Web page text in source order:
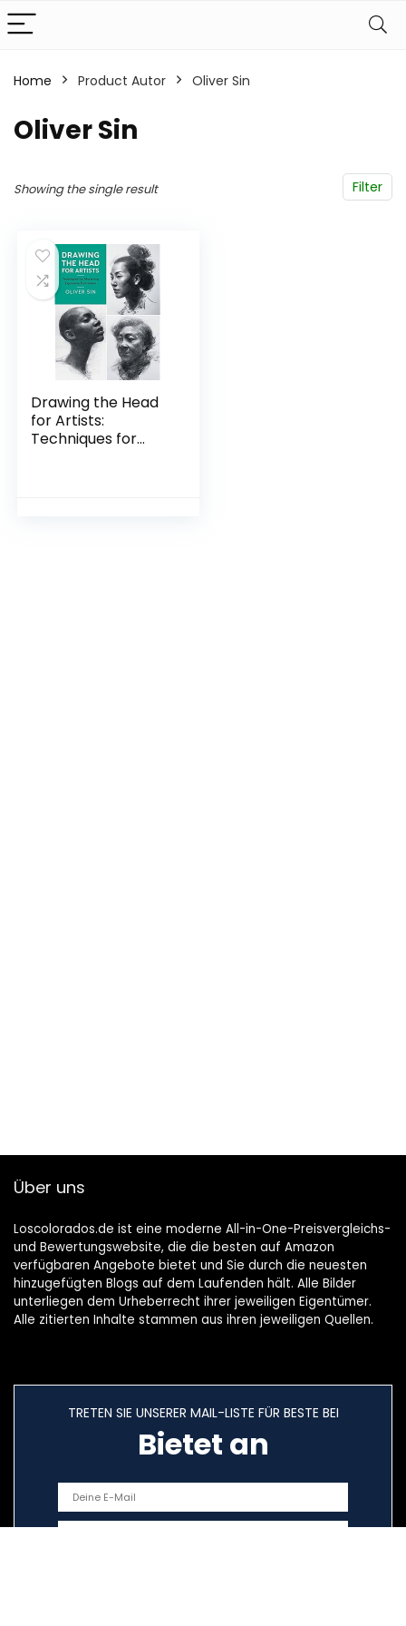
Home Product Autor Oliver Sin
Oliver Sin
Filter
Showing the single result
Drawing the Head
for Artists:
Techniques for
Über uns
Loscolorados.de ist eine moderne All-in-One-Preisvergleichs-
und Bewertungswebsite, die die besten auf Amazon
verfügbaren Angebote bietet und Sie durch die neuesten
hinzugefügten Blogs auf dem Laufenden hält. Alle Bilder
unterliegen dem Urheberrecht ihrer jeweiligen Eigentümer.
Alle zitierten Inhalte stammen aus ihren jeweiligen Quellen.
TRETEN SIE UNSERER MAIL-LISTE FÜR BESTE BEI
Bietet an